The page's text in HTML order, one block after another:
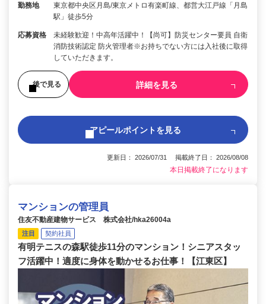
勤務地
東京都中央区月島/東京メトロ有楽町線、都営大江戸線「月島
駅」徒歩5分
応募資格
未経験歓迎！中高年活躍中！【尚可】防災センター要員 自衛
消防技術認定 防火管理者※お持ちでない方には入社後に取得
していただきます。
後で見る 詳細を見る
アピールポイントを見る
更新日： 2026/07/31 掲載終了日： 2026/08/08
本日掲載終了になります
マンションの管理員
住友不動産建物サービス 株式会社/hka26004a
注目 契約社員
有明テニスの森駅徒歩11分のマンション！シニアスタッ
フ活躍中！適度に身体を動かせるお仕事！【江東区】